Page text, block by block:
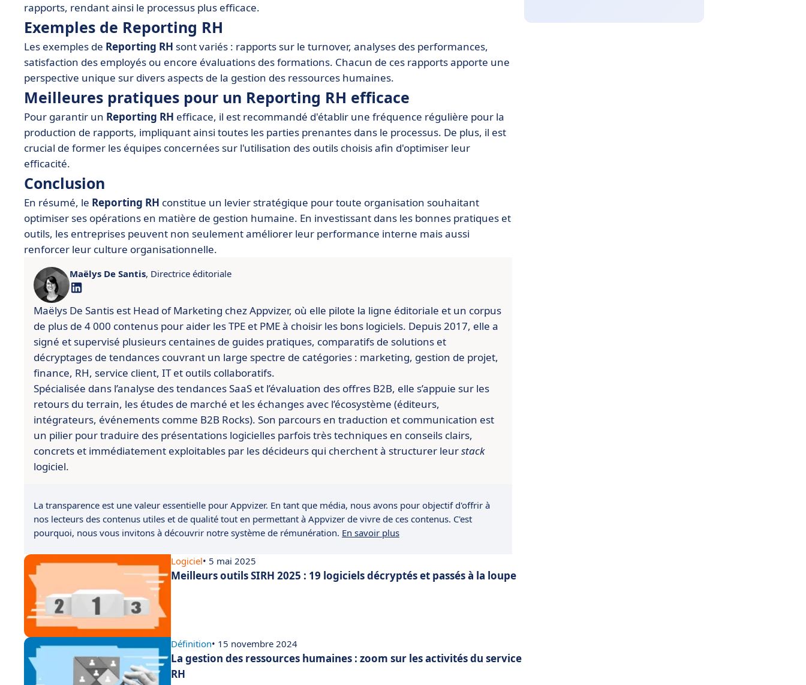
rapports, rendant ainsi le processus plus efficace.
Exemples de Reporting RH
Les exemples de Reporting RH sont variés : rapports sur le turnover, analyses des performances,
satisfaction des employés ou encore évaluations des formations. Chacun de ces rapports apporte une
perspective unique sur divers aspects de la gestion des ressources humaines.
Meilleures pratiques pour un Reporting RH efficace
Pour garantir un Reporting RH efficace, il est recommandé d'établir une fréquence régulière pour la
production de rapports, impliquant ainsi toutes les parties prenantes dans le processus. De plus, il est
crucial de former les équipes concernées sur l'utilisation des outils choisis afin d'optimiser leur
efficacité.
Conclusion
En résumé, le Reporting RH constitue un levier stratégique pour toute organisation souhaitant
optimiser ses opérations en matière de gestion humaine. En investissant dans les bonnes pratiques et
outils, les entreprises peuvent non seulement améliorer leur performance interne mais aussi
renforcer leur culture organisationnelle.
Maëlys De Santis, Directrice éditoriale
Maëlys De Santis est Head of Marketing chez Appvizer, où elle pilote la ligne éditoriale et un corpus
de plus de 4 000 contenus pour aider les TPE et PME à choisir les bons logiciels. Depuis 2017, elle a
signé et supervisé plusieurs centaines de guides pratiques, comparatifs de solutions et
décryptages de tendances couvrant un large spectre de catégories : marketing, gestion de projet,
finance, RH, service client, IT et outils collaboratifs.
Spécialisée dans l’analyse des tendances SaaS et l’évaluation des offres B2B, elle s’appuie sur les
retours du terrain, les études de marché et les échanges avec l’écosystème (éditeurs,
intégrateurs, événements comme B2B Rocks). Son parcours en traduction et communication est
un pilier pour traduire des présentations logicielles parfois très techniques en conseils clairs,
concrets et immédiatement exploitables par les décideurs qui cherchent à structurer leurstack
logiciel.
La transparence est une valeur essentielle pour Appvizer. En tant que média, nous avons pour objectif d'offrir à
nos lecteurs des contenus utiles et de qualité tout en permettant à Appvizer de vivre de ces contenus. C'est
pourquoi, nous vous invitons à découvrir notre système de rémunération. En savoir plus
Logiciel• 5 mai 2025
Meilleurs outils SIRH 2025 : 19 logiciels décryptés et passés à la loupe
Définition• 15 novembre 2024
La gestion des ressources humaines : zoom sur les activités du service
RH